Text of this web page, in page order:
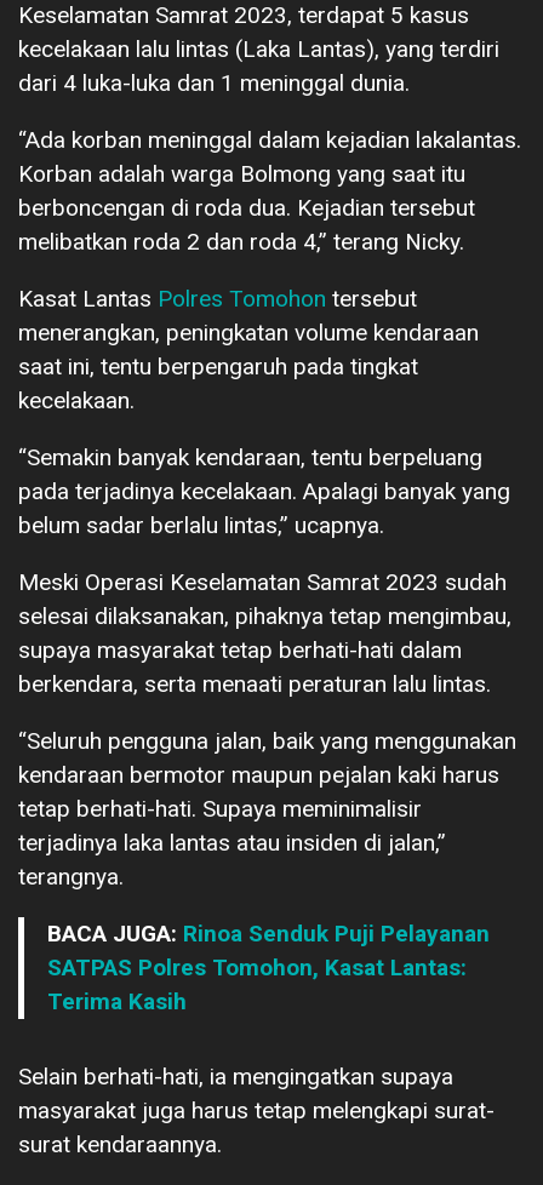
Keselamatan Samrat 2023, terdapat 5 kasus
kecelakaan lalu lintas (Laka Lantas), yang terdiri
dari 4 luka-luka dan 1 meninggal dunia.
“Ada korban meninggal dalam kejadian lakalantas.
Korban adalah warga Bolmong yang saat itu
berboncengan di roda dua. Kejadian tersebut
melibatkan roda 2 dan roda 4,” terang Nicky.
Kasat Lantas Polres Tomohon tersebut
menerangkan, peningkatan volume kendaraan
saat ini, tentu berpengaruh pada tingkat
kecelakaan.
“Semakin banyak kendaraan, tentu berpeluang
pada terjadinya kecelakaan. Apalagi banyak yang
belum sadar berlalu lintas,” ucapnya.
Meski Operasi Keselamatan Samrat 2023 sudah
selesai dilaksanakan, pihaknya tetap mengimbau,
supaya masyarakat tetap berhati-hati dalam
berkendara, serta menaati peraturan lalu lintas.
“Seluruh pengguna jalan, baik yang menggunakan
kendaraan bermotor maupun pejalan kaki harus
tetap berhati-hati. Supaya meminimalisir
terjadinya laka lantas atau insiden di jalan,”
terangnya.
BACA JUGA: Rinoa Senduk Puji Pelayanan
SATPAS Polres Tomohon, Kasat Lantas:
Terima Kasih
Selain berhati-hati, ia mengingatkan supaya
masyarakat juga harus tetap melengkapi surat-
surat kendaraannya.